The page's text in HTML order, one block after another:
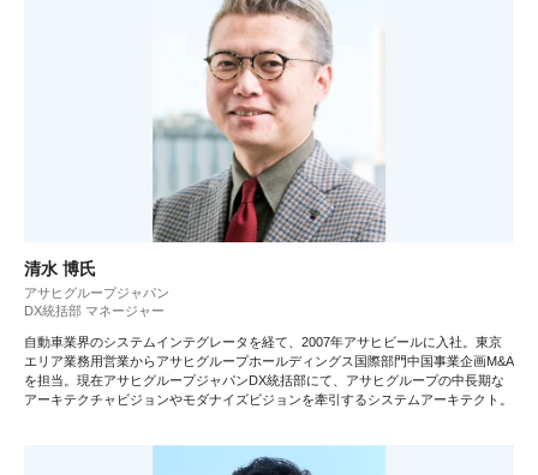
清水 博氏
アサヒグループジャパン
DX統括部 マネージャー
自動車業界のシステムインテグレータを経て、2007年アサヒビールに入社。東京
エリア業務用営業からアサヒグループホールディングス国際部門中国事業企画M&A
を担当。現在アサヒグループジャパンDX統括部にて、アサヒグループの中長期な
アーキテクチャビジョンやモダナイズビジョンを牽引するシステムアーキテクト。